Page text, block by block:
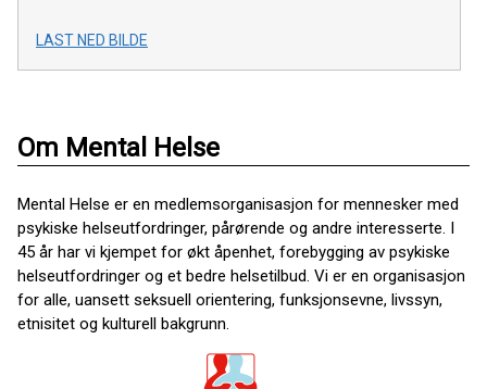
LAST NED BILDE
Om Mental Helse
Mental Helse er en medlemsorganisasjon for mennesker med
psykiske helseutfordringer, pårørende og andre interesserte. I
45 år har vi kjempet for økt åpenhet, forebygging av psykiske
helseutfordringer og et bedre helsetilbud. Vi er en organisasjon
for alle, uansett seksuell orientering, funksjonsevne, livssyn,
etnisitet og kulturell bakgrunn.